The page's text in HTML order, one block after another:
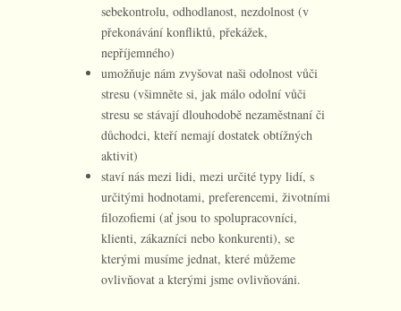
sebekontrolu, odhodlanost, nezdolnost (v
překonávání konfliktů, překážek,
nepříjemného)
umožňuje nám zvyšovat naši odolnost vůči
stresu (všimněte si, jak málo odolní vůči
stresu se stávají dlouhodobě nezaměstnaní či
důchodci, kteří nemají dostatek obtížných
aktivit)
staví nás mezi lidi, mezi určité typy lidí, s
určitými hodnotami, preferencemi, životními
filozofiemi (ať jsou to spolupracovníci,
klienti, zákazníci nebo konkurenti), se
kterými musíme jednat, které můžeme
ovlivňovat a kterými jsme ovlivňováni.